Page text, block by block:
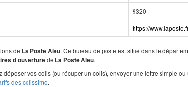
9320
https://www.laposte.fr
de La Poste Aleu. Ce bureau de poste est situé dans le
d ouverturede La Poste Aleu.
déposer vos colis (ou récuper un colis), envoyer une lettre simple
des colissimo.